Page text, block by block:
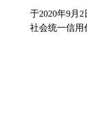
于2020年9月
社会统一信用